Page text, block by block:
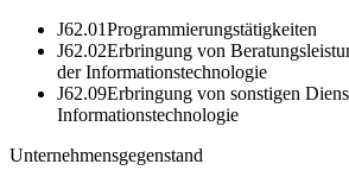
J62.01Programmierungstätigkeiten
J62.02Erbringung von
der Informationstechnologie
J62.09Erbringung von sonstigen
Informationstechnologie
Unternehmensgegenstand